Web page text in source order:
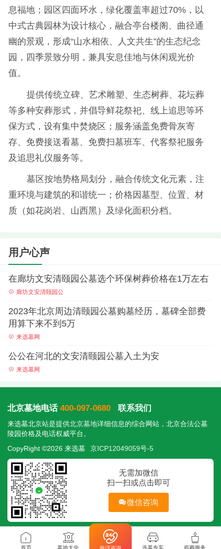
息福地；园区四面环水，绿化覆盖率超过70%，以
中式古典园林为设计核心，融合亭台楼阁、曲径通
幽的景观，形成“山水相依、人文共生”的生态纪念
园，四季景致分明，兼具安息佳地与休闲观光价
值。‌
提供传统立碑、艺术雕塑、生态树葬、花坛葬
等多种安葬形式，并倡导鲜花祭祀、线上追思等环
保方式，设有集中焚烧区；服务涵盖免费骨灰寄
存、免费接送看墓、免费扫墓班车、代客祭祀服务
及追思礼仪服务等。
墓区按地势格局划分，融合传统文化元素，注
重环境与建筑的和谐统一；价格因墓型、位置、材
质（如花岗岩、山西黑）及绿化面积分档。
用户心声
在廊坊文安清颐园公墓选个环保树葬价格在1万左右
廊坊文安清颐园公
2023年北京周边清颐园公墓购墓经历，墓碑全部费
用算下来不到5万
来选墓网
公公在河北的文安清颐园公墓入土为安
来选墓网
北京墓地电话 400-097-0680 联系我们
来选墓北京站是提供北京墓地详细信息的综合网站，北京合法公墓
陵园价格及电话权威平台。
CopyRight ©2026 来选墓
京ICP12049059号-5
无需加微信
扫一扫或点击即可
微信咨询
首页 墓地大全 选墓专车 殡葬服务